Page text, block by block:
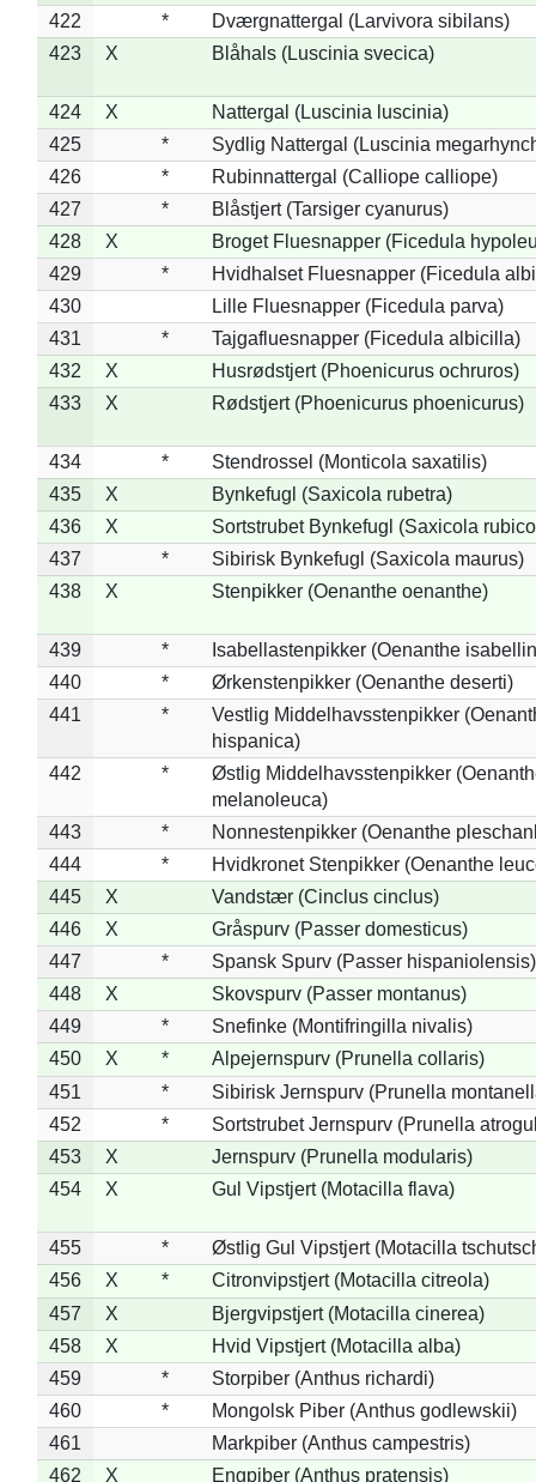
422
*
Dværgnattergal (Larvivora sibilans)
423
X Blåhals (Luscinia svecica)
424 X
Nattergal (Luscinia luscinia)
425
*
Sydlig Nattergal (Luscinia
426
*
Rubinnattergal (Calliope calliope)
427
*
Blåstjert (Tarsiger cyanurus)
428
X
Broget Fluesnapper (Ficedula
429
*
Hvidhalset Fluesnapper (Ficedula
430
Lille Fluesnapper (Ficedula parva)
431
*
Tajgafluesnapper (Ficedula albicilla)
432
X
Husrødstjert (Phoenicurus ochruros)
433
X Rødstjert (Phoenicurus phoenicurus)
434 *
Stendrossel (Monticola saxatilis)
435
X
Bynkefugl (Saxicola rubetra)
436
X
Sortstrubet Bynkefugl (Saxicola
437
*
Sibirisk Bynkefugl (Saxicola maurus)
438
X Stenpikker (Oenanthe oenanthe)
439 *
Isabellastenpikker (Oenanthe
440
*
Ørkenstenpikker (Oenanthe deserti)
441
*
Vestlig Middelhavsstenpikker
hispanica)
442
*
Østlig Middelhavsstenpikker
melanoleuca)
443
*
Nonnestenpikker (Oenanthe
444
*
Hvidkronet Stenpikker (Oenanthe
445
X
Vandstær (Cinclus cinclus)
446
X
Gråspurv (Passer domesticus)
447
*
Spansk Spurv (Passer hispaniolensis)
448
X
Skovspurv (Passer montanus)
449
*
Snefinke (Montifringilla nivalis)
450
X *
Alpejernspurv (Prunella collaris)
451
*
Sibirisk Jernspurv (Prunella
452
*
Sortstrubet Jernspurv (Prunella
453
X
Jernspurv (Prunella modularis)
454
X Gul Vipstjert (Motacilla flava)
455 *
Østlig Gul Vipstjert (Motacilla
456
X *
Citronvipstjert (Motacilla citreola)
457
X
Bjergvipstjert (Motacilla cinerea)
458
X
Hvid Vipstjert (Motacilla alba)
459
*
Storpiber (Anthus richardi)
460
*
Mongolsk Piber (Anthus godlewskii)
461
Markpiber (Anthus campestris)
462
X Engpiber (Anthus pratensis)